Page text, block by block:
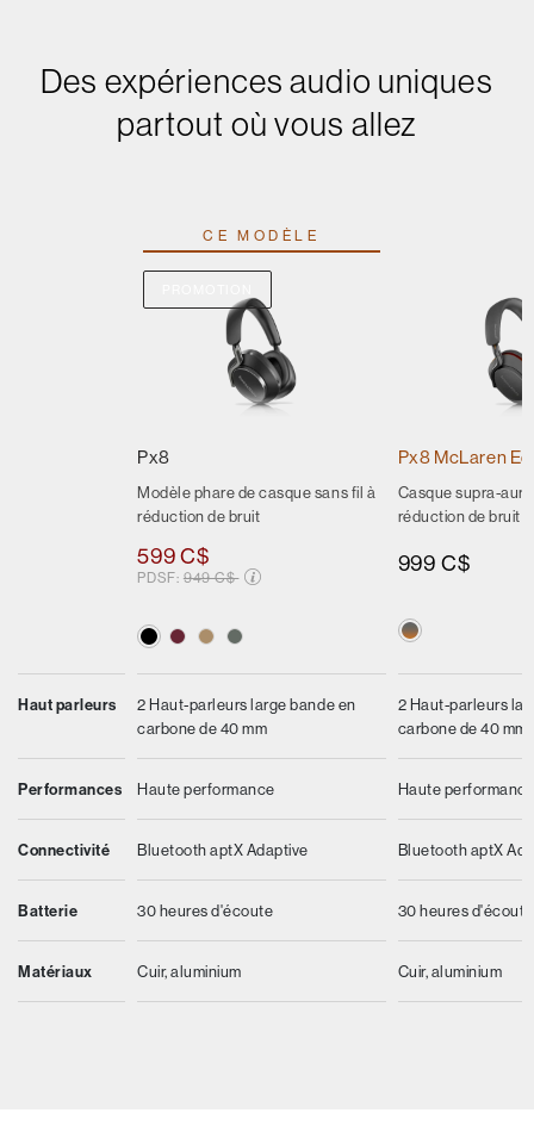
Des expériences audio uniques
partout où vous allez
Haut parleurs
Performances
Connectivité
Batterie
Matériaux
CE MODÈLE
Px8
Modèle phare de casque sans fil à
réduction de bruit
599 C$
PDSF: Prix soldé de
949 C$
2 Haut-parleurs large bande en
carbone de 40 mm
Haute performance
Bluetooth aptX Adaptive
30 heures d'écoute
Cuir, aluminium
Px8 McLaren
Casque supra-
réduction de bruit
999 C$
2 Haut-parleurs
carbone de 40 mm
Haute
Bluetooth aptX
30 heures d'écoute
Cuir, aluminium